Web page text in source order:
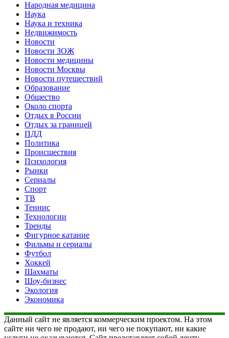
Народная медицина
Наука
Наука и техника
Недвижимость
Новости
Новости ЗОЖ
Новости медицины
Новости Москвы
Новости путешествий
Образование
Общество
Около спорта
Отдых в России
Отдых за границей
ПДД
Политика
Происшествия
Психология
Рынки
Сериалы
Спорт
ТВ
Теннис
Технологии
Тренды
Фигурное катание
Фильмы и сериалы
Футбол
Хоккей
Шахматы
Шоу-бизнес
Экология
Экономика
Данный сайт не является коммерческим проектом. На этом
сайте ни чего не продают, ни чего не покупают, ни какие